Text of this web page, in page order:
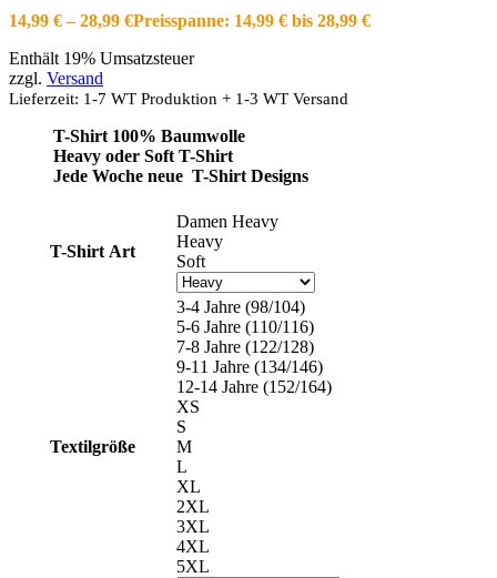
14,99 € –28,99 €Preisspanne: 14,99 € bis 28,99 €
Enthält 19% Umsatzsteuer
zzgl. Versand
Lieferzeit: 1-7 WT Produktion + 1-3 WT Versand
T-Shirt 100% Baumwolle
Heavy oder Soft T-Shirt
Jede Woche neue T-Shirt Designs
T-Shirt Art
Damen Heavy
Heavy
Soft
Textilgröße
3-4 Jahre (98/104)
5-6 Jahre (110/116)
7-8 Jahre (122/128)
9-11 Jahre (134/146)
12-14 Jahre (152/164)
XS
S
M
L
XL
2XL
3XL
4XL
5XL